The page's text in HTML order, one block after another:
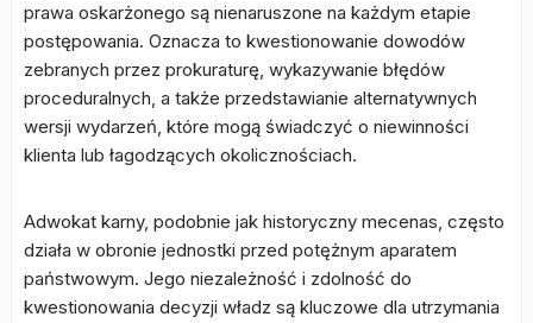
prawa oskarżonego są nienaruszone na każdym etapie
postępowania. Oznacza to kwestionowanie dowodów
zebranych przez prokuraturę, wykazywanie błędów
proceduralnych, a także przedstawianie alternatywnych
wersji wydarzeń, które mogą świadczyć o niewinności
klienta lub łagodzących okolicznościach.
Adwokat karny, podobnie jak historyczny mecenas, często
działa w obronie jednostki przed potężnym aparatem
państwowym. Jego niezależność i zdolność do
kwestionowania decyzji władz są kluczowe dla utrzymania